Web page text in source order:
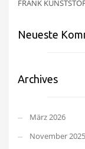
FRANK
Neueste
Archives
März 2026
November 2025